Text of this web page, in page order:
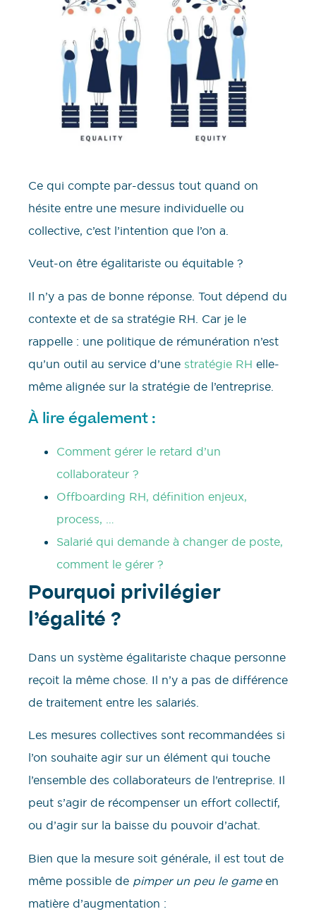
Ce qui compte par-dessus tout quand on
hésite entre une mesure individuelle ou
collective, c’est l’intention que l’on a.
Veut-on être égalitariste ou équitable ?
Il n’y a pas de bonne réponse. Tout dépend du
contexte et de sa stratégie RH. Car je le
rappelle : une politique de rémunération n’est
qu’un outil au service d’une stratégie RH elle-
même alignée sur la stratégie de l’entreprise.
À lire également :
Comment gérer le retard d’un
collaborateur ?
Offboarding RH, définition enjeux,
process, …
Salarié qui demande à changer de poste,
comment le gérer ?
Pourquoi privilégier
l’égalité ?
Dans un système égalitariste chaque personne
reçoit la même chose. Il n’y a pas de différence
de traitement entre les salariés.
Les mesures collectives sont recommandées si
l’on souhaite agir sur un élément qui touche
l’ensemble des collaborateurs de l’entreprise. Il
peut s’agir de récompenser un effort collectif,
ou d’agir sur la baisse du pouvoir d’achat.
Bien que la mesure soit générale, il est tout de
même possible de pimper un peu le game en
matière d’augmentation :